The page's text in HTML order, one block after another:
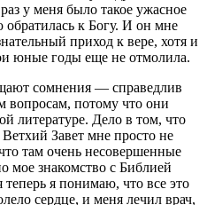
у меня было такое ужасное
обратилась к Богу. И он мне
приход к вере, хотя и
юные годы еще не отмолила.
сомнения — справедлив
вопросам, потому что они
литературе. Дело в том, что
Завет мне просто не
там очень несовершенные
мое знакомство с Библией
я понимаю, что все это
сердце, и меня лечил врач,